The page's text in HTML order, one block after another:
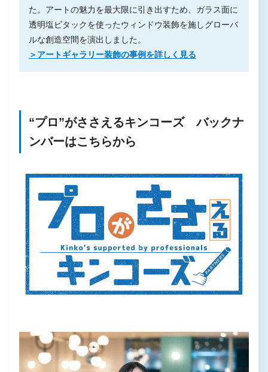
た。アートの魅力を最大限に引き出すため、ガラス面に
透明塩ビタックを使ったウィンドウ装飾を施しグローバ
ルな創造空間を演出しました。
＞アートギャラリー装飾の事例を詳しく見る
“プロ”がささえるキンコーズ バックナ
ンバーはこちらから